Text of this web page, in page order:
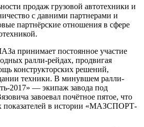
продаж грузовой автотехники и
с давними партнерами и
партнёрские отношения в сфере
принимает постоянное участие
ралли-рейдах, продвигая
конструкторских решений,
техники. В минувшем ралли-
2017» — экипаж завода под
завоевал почётное пятое, что
показателей в истории «МАЗСПОРТ-